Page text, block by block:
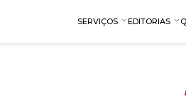
SERVIÇOS EDITORIAS